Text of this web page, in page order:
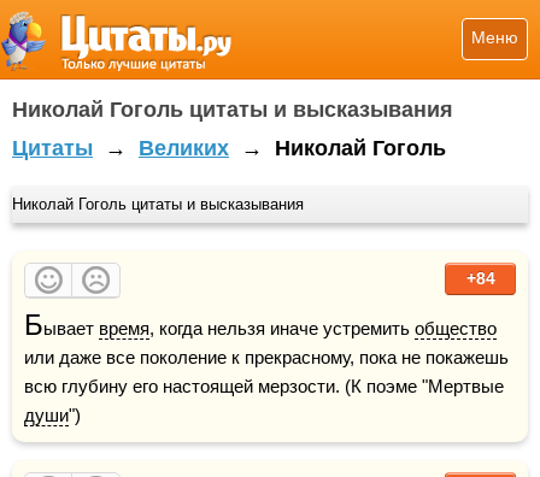
Меню
Николай Гоголь цитаты и высказывания
Цитаты → Великих → Николай Гоголь
Николай Гоголь цитаты и высказывания
+84
Бывает время, когда нельзя иначе устремить общество
или даже все поколение к прекрасному, пока не покажешь
души")